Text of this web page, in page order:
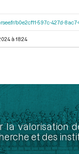
b0e2cf11-597c-427d-
à 18:24
la valorisation
et des